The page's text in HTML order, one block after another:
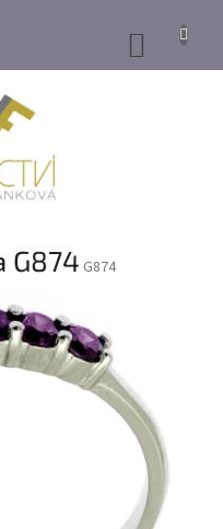
KOŠÍK
G874 G874